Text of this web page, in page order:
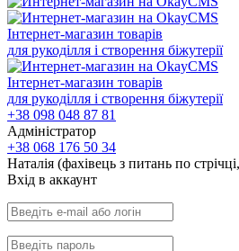
Інтернет-магазин товарів
для рукоділля і створення біжутерії
Інтернет-магазин товарів
для рукоділля і створення біжутерії
+38 098 048 87 81
Адміністратор
+38 068 176 50 34
Наталія (фахівець з питань по
Вхiд в аккаунт